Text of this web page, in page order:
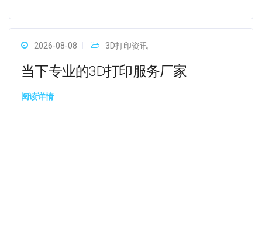
2026-08-08 3D打印资讯
当下专业的3D打印服务厂家
阅读详情